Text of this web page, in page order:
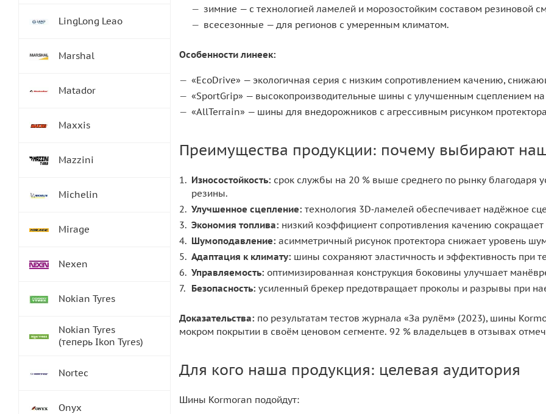
зимние — с технологией ламелей и морозостойким составом резиновой
всесезонные — для регионов с умеренным климатом.
Особенности линеек:
«EcoDrive» — экологичная серия с низким сопротивлением качению,
«SportGrip» — высокопроизводительные шины с улучшенным сцеплением на
«AllTerrain» — шины для внедорожников с агрессивным рисунком
Преимущества продукции: почему выбирают
Износостойкость: срок службы на 20 % выше среднего по рынку благодаря
резины.
Улучшенное сцепление: технология 3D‑ламелей обеспечивает надёжное
Экономия топлива: низкий коэффициент сопротивления качению
Шумоподавление: асимметричный рисунок протектора снижает уровень
Адаптация к климату: шины сохраняют эластичность и эффективность при
Управляемость: оптимизированная конструкция боковины улучшает
Безопасность: усиленный брекер предотвращает проколы и разрывы при
Доказательства: по результатам тестов журнала «За рулём» (2023), шины
мокром покрытии в своём ценовом сегменте. 92 % владельцев в отзывах
Для кого наша продукция: целевая аудитория
Шины Kormoran подойдут:
LingLong Leao
Marshal
Matador
Maxxis
Mazzini
Michelin
Mirage
Nexen
Nokian Tyres
Nokian Tyres
(теперь Ikon Tyres)
Nortec
Onyx